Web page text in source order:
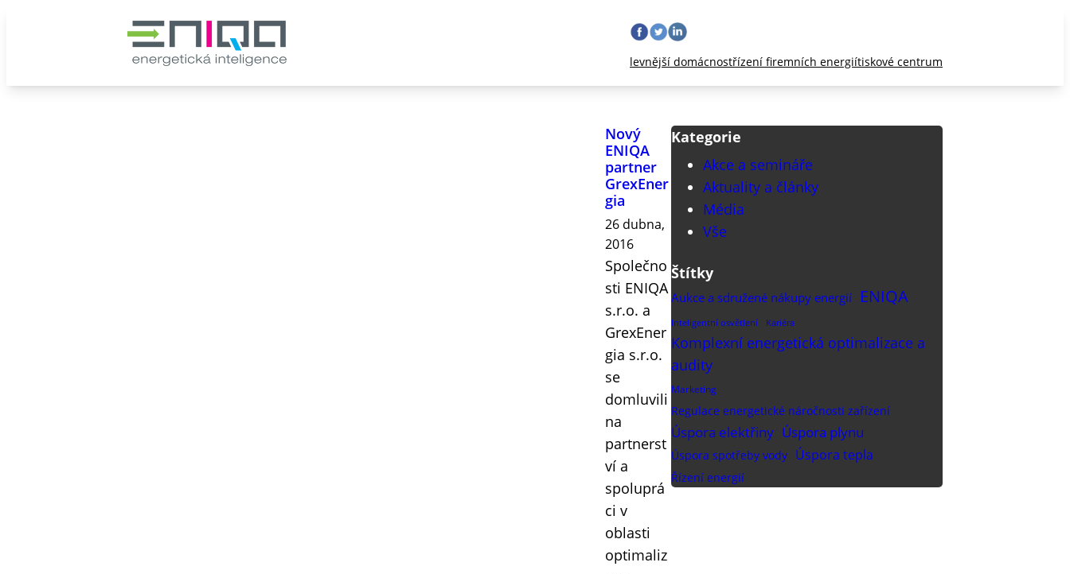
levnější domácnostřízení firemních energiítiskové centrum
Nový
ENIQA
partner
GrexEner
gia
26 dubna,
2016
Společno
sti ENIQA
s.r.o. a
GrexEner
gia s.r.o.
se
domluvili
na
partnerst
ví a
spoluprá
ci v
oblasti
optimaliz
Kategorie
Akce a semináře
Aktuality a články
Média
Vše
Štítky
Aukce a sdružené nákupy energií ENIQA
Inteligentní osvětlení Kariéra
Komplexní energetická optimalizace a
audity
Marketing
Regulace energetické náročnosti zařízení
Úspora elektřiny Úspora plynu
Úspora spotřeby vody Úspora tepla
Řízení energií